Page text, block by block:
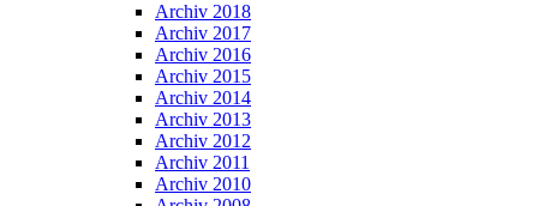
Archiv 2018
Archiv 2017
Archiv 2016
Archiv 2015
Archiv 2014
Archiv 2013
Archiv 2012
Archiv 2011
Archiv 2010